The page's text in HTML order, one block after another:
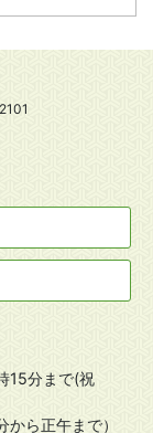
15分まで(祝
から正午まで）